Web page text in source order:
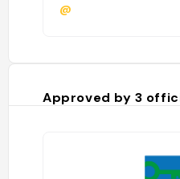
@
Approved by 3